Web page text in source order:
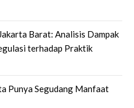
Barat: Analisis Dampak
terhadap Praktik
Punya Segudang Manfaat